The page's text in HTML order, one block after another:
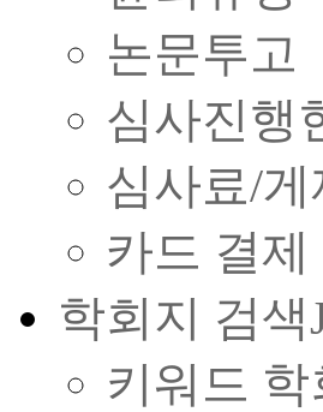
논문투고
심사진행
심사료/
카드 결제
학회지 검색
키워드